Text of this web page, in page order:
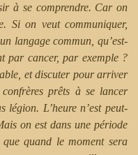
à se comprendre. Car on
Si on veut communiquer,
langage commun, qu’est-
par cancer, par exemple ?
et discuter pour arriver
prêts à se lancer
légion. L’heure n’est peut-
on est dans une période
que quand le moment sera